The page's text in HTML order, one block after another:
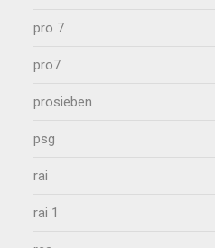
pro 7
pro7
prosieben
psg
rai
rai 1